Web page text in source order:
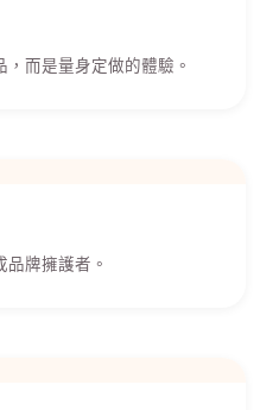
而是量身定做的體驗。
牌擁護者。